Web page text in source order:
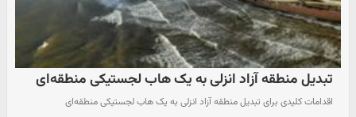
تبدیل منطقه آزاد انزلی به یک هاب لجستیکی منطقه‌ای
اقدامات کلیدی برای تبدیل منطقه آزاد انزلی به یک هاب لجستیکی منطقه‌ای